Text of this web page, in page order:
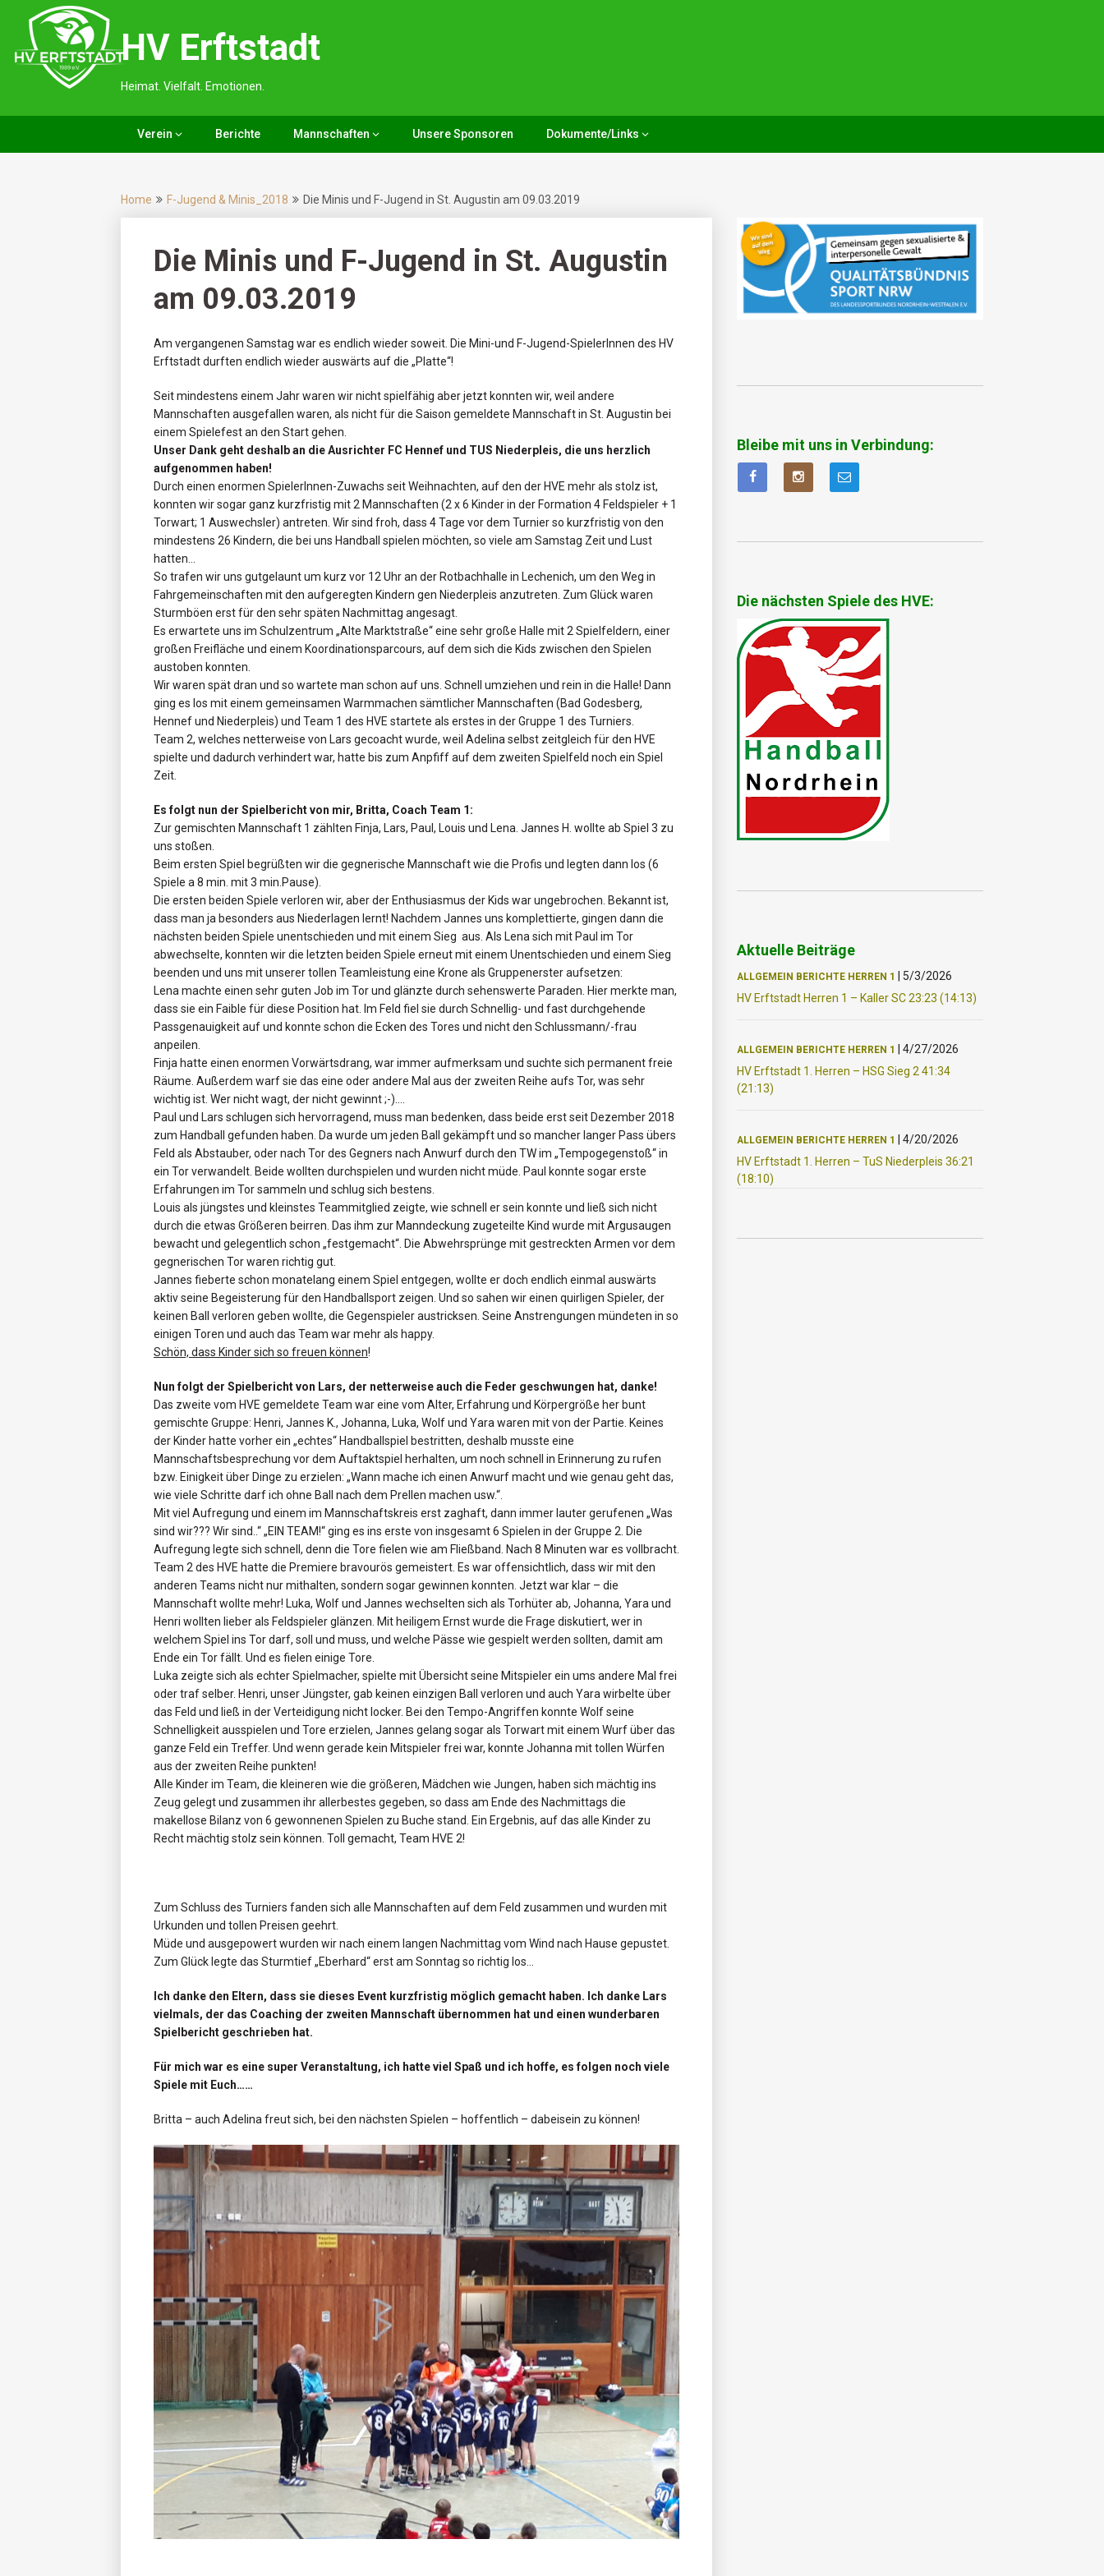
content
HV Erftstadt
Heimat. Vielfalt. Emotionen.
Verein Berichte Mannschaften Unsere Sponsoren Dokumente/Links
Home F-Jugend & Minis_2018 Die Minis und F-Jugend in St. Augustin am 09.03.2019
Die Minis und F-Jugend in St. Augustin
am 09.03.2019
Am vergangenen Samstag war es endlich wieder soweit. Die Mini-und F-Jugend-SpielerInnen des HV
Erftstadt durften endlich wieder auswärts auf die „Platte“!
Seit mindestens einem Jahr waren wir nicht spielfähig aber jetzt konnten wir, weil andere
Mannschaften ausgefallen waren, als nicht für die Saison gemeldete Mannschaft in St. Augustin bei
einem Spielefest an den Start gehen.
Unser Dank geht deshalb an die Ausrichter FC Hennef und TUS Niederpleis, die uns herzlich
aufgenommen haben!
Durch einen enormen SpielerInnen-Zuwachs seit Weihnachten, auf den der HVE mehr als stolz ist,
konnten wir sogar ganz kurzfristig mit 2 Mannschaften (2 x 6 Kinder in der Formation 4 Feldspieler + 1
Torwart; 1 Auswechsler) antreten. Wir sind froh, dass 4 Tage vor dem Turnier so kurzfristig von den
mindestens 26 Kindern, die bei uns Handball spielen möchten, so viele am Samstag Zeit und Lust
hatten…
So trafen wir uns gutgelaunt um kurz vor 12 Uhr an der Rotbachhalle in Lechenich, um den Weg in
Fahrgemeinschaften mit den aufgeregten Kindern gen Niederpleis anzutreten. Zum Glück waren
Sturmböen erst für den sehr späten Nachmittag angesagt.
Es erwartete uns im Schulzentrum „Alte Marktstraße“ eine sehr große Halle mit 2 Spielfeldern, einer
großen Freifläche und einem Koordinationsparcours, auf dem sich die Kids zwischen den Spielen
austoben konnten.
Wir waren spät dran und so wartete man schon auf uns. Schnell umziehen und rein in die Halle! Dann
ging es los mit einem gemeinsamen Warmmachen sämtlicher Mannschaften (Bad Godesberg,
Hennef und Niederpleis) und Team 1 des HVE startete als erstes in der Gruppe 1 des Turniers.
Team 2, welches netterweise von Lars gecoacht wurde, weil Adelina selbst zeitgleich für den HVE
spielte und dadurch verhindert war, hatte bis zum Anpfiff auf dem zweiten Spielfeld noch ein Spiel
Zeit.
Es folgt nun der Spielbericht von mir, Britta, Coach Team 1:
Zur gemischten Mannschaft 1 zählten Finja, Lars, Paul, Louis und Lena. Jannes H. wollte ab Spiel 3 zu
uns stoßen.
Beim ersten Spiel begrüßten wir die gegnerische Mannschaft wie die Profis und legten dann los (6
Spiele a 8 min. mit 3 min.Pause).
Die ersten beiden Spiele verloren wir, aber der Enthusiasmus der Kids war ungebrochen. Bekannt ist,
dass man ja besonders aus Niederlagen lernt! Nachdem Jannes uns komplettierte, gingen dann die
nächsten beiden Spiele unentschieden und mit einem Sieg aus. Als Lena sich mit Paul im Tor
abwechselte, konnten wir die letzten beiden Spiele erneut mit einem Unentschieden und einem Sieg
beenden und uns mit unserer tollen Teamleistung eine Krone als Gruppenerster aufsetzen:
Lena machte einen sehr guten Job im Tor und glänzte durch sehenswerte Paraden. Hier merkte man,
dass sie ein Faible für diese Position hat. Im Feld fiel sie durch Schnellig- und fast durchgehende
Passgenauigkeit auf und konnte schon die Ecken des Tores und nicht den Schlussmann/-frau
anpeilen.
Finja hatte einen enormen Vorwärtsdrang, war immer aufmerksam und suchte sich permanent freie
Räume. Außerdem warf sie das eine oder andere Mal aus der zweiten Reihe aufs Tor, was sehr
wichtig ist. Wer nicht wagt, der nicht gewinnt ;-)….
Paul und Lars schlugen sich hervorragend, muss man bedenken, dass beide erst seit Dezember 2018
zum Handball gefunden haben. Da wurde um jeden Ball gekämpft und so mancher langer Pass übers
Feld als Abstauber, oder nach Tor des Gegners nach Anwurf durch den TW im „Tempogegenstoß“ in
ein Tor verwandelt. Beide wollten durchspielen und wurden nicht müde. Paul konnte sogar erste
Erfahrungen im Tor sammeln und schlug sich bestens.
Louis als jüngstes und kleinstes Teammitglied zeigte, wie schnell er sein konnte und ließ sich nicht
durch die etwas Größeren beirren. Das ihm zur Manndeckung zugeteilte Kind wurde mit Argusaugen
bewacht und gelegentlich schon „festgemacht“. Die Abwehrsprünge mit gestreckten Armen vor dem
gegnerischen Tor waren richtig gut.
Jannes fieberte schon monatelang einem Spiel entgegen, wollte er doch endlich einmal auswärts
aktiv seine Begeisterung für den Handballsport zeigen. Und so sahen wir einen quirligen Spieler, der
keinen Ball verloren geben wollte, die Gegenspieler austricksen. Seine Anstrengungen mündeten in so
einigen Toren und auch das Team war mehr als happy.
Schön, dass Kinder sich so freuen können!
Nun folgt der Spielbericht von Lars, der netterweise auch die Feder geschwungen hat, danke!
Das zweite vom HVE gemeldete Team war eine vom Alter, Erfahrung und Körpergröße her bunt
gemischte Gruppe: Henri, Jannes K., Johanna, Luka, Wolf und Yara waren mit von der Partie. Keines
der Kinder hatte vorher ein „echtes“ Handballspiel bestritten, deshalb musste eine
Mannschaftsbesprechung vor dem Auftaktspiel herhalten, um noch schnell in Erinnerung zu rufen
bzw. Einigkeit über Dinge zu erzielen: „Wann mache ich einen Anwurf macht und wie genau geht das,
wie viele Schritte darf ich ohne Ball nach dem Prellen machen usw.“.
Mit viel Aufregung und einem im Mannschaftskreis erst zaghaft, dann immer lauter gerufenen „Was
sind wir??? Wir sind..“ „EIN TEAM!“ ging es ins erste von insgesamt 6 Spielen in der Gruppe 2. Die
Aufregung legte sich schnell, denn die Tore fielen wie am Fließband. Nach 8 Minuten war es vollbracht.
Team 2 des HVE hatte die Premiere bravourös gemeistert. Es war offensichtlich, dass wir mit den
anderen Teams nicht nur mithalten, sondern sogar gewinnen konnten. Jetzt war klar – die
Mannschaft wollte mehr! Luka, Wolf und Jannes wechselten sich als Torhüter ab, Johanna, Yara und
Henri wollten lieber als Feldspieler glänzen. Mit heiligem Ernst wurde die Frage diskutiert, wer in
welchem Spiel ins Tor darf, soll und muss, und welche Pässe wie gespielt werden sollten, damit am
Ende ein Tor fällt. Und es fielen einige Tore.
Luka zeigte sich als echter Spielmacher, spielte mit Übersicht seine Mitspieler ein ums andere Mal frei
oder traf selber. Henri, unser Jüngster, gab keinen einzigen Ball verloren und auch Yara wirbelte über
das Feld und ließ in der Verteidigung nicht locker. Bei den Tempo-Angriffen konnte Wolf seine
Schnelligkeit ausspielen und Tore erzielen, Jannes gelang sogar als Torwart mit einem Wurf über das
ganze Feld ein Treffer. Und wenn gerade kein Mitspieler frei war, konnte Johanna mit tollen Würfen
aus der zweiten Reihe punkten!
Alle Kinder im Team, die kleineren wie die größeren, Mädchen wie Jungen, haben sich mächtig ins
Zeug gelegt und zusammen ihr allerbestes gegeben, so dass am Ende des Nachmittags die
makellose Bilanz von 6 gewonnenen Spielen zu Buche stand. Ein Ergebnis, auf das alle Kinder zu
Recht mächtig stolz sein können. Toll gemacht, Team HVE 2!
Zum Schluss des Turniers fanden sich alle Mannschaften auf dem Feld zusammen und wurden mit
Urkunden und tollen Preisen geehrt.
Müde und ausgepowert wurden wir nach einem langen Nachmittag vom Wind nach Hause gepustet.
Zum Glück legte das Sturmtief „Eberhard“ erst am Sonntag so richtig los…
Ich danke den Eltern, dass sie dieses Event kurzfristig möglich gemacht haben. Ich danke Lars
vielmals, der das Coaching der zweiten Mannschaft übernommen hat und einen wunderbaren
Spielbericht geschrieben hat.
Für mich war es eine super Veranstaltung, ich hatte viel Spaß und ich hoffe, es folgen noch viele
Spiele mit Euch……
Britta – auch Adelina freut sich, bei den nächsten Spielen – hoffentlich – dabeisein zu können!
Bleibe mit uns in Verbindung:
Die nächsten Spiele des HVE:
Aktuelle Beiträge
ALLGEMEIN BERICHTE HERREN 1
5/3/2026
HV Erftstadt Herren 1 – Kaller SC 23:23 (14:13)
ALLGEMEIN BERICHTE HERREN 1
4/27/2026
HV Erftstadt 1. Herren – HSG Sieg 2 41:34
(21:13)
ALLGEMEIN BERICHTE HERREN 1
4/20/2026
HV Erftstadt 1. Herren – TuS Niederpleis 36:21
(18:10)